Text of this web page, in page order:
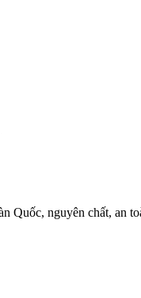
Quốc, nguyên chất, an